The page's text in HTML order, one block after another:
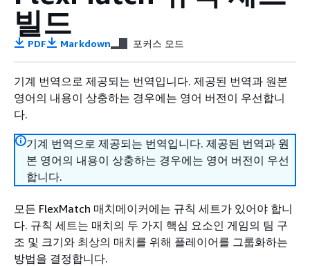
빌드
PDF Markdown 포커스 모드
기계 번역으로 제공되는 번역입니다. 제공된 번역과 원본
영어의 내용이 상충하는 경우에는 영어 버전이 우선합니
다.
기계 번역으로 제공되는 번역입니다. 제공된 번역과 원
본 영어의 내용이 상충하는 경우에는 영어 버전이 우선
합니다.
모든 FlexMatch 매치메이커에는 규칙 세트가 있어야 합니
다. 규칙 세트는 매치의 두 가지 핵심 요소인 게임의 팀 구
조 및 크기와 최상의 매치를 위해 플레이어를 그룹화하는
방법을 결정합니다.